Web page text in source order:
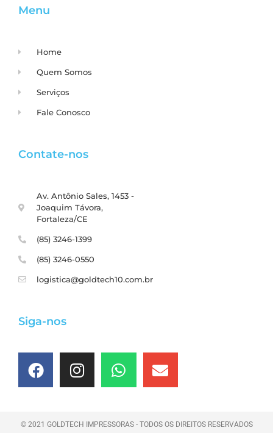
Menu
Home
Quem Somos
Serviços
Fale Conosco
Contate-nos
Av. Antônio Sales, 1453 -
Joaquim Távora,
Fortaleza/CE
(85) 3246-1399
(85) 3246-0550
logistica@goldtech10.com.br
Siga-nos
© 2021 GOLDTECH IMPRESSORAS - TODOS OS DIREITOS RESERVADOS